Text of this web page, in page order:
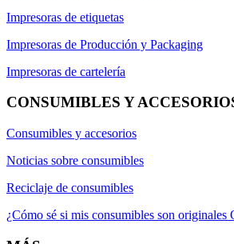
Impresoras de etiquetas
Impresoras de Producción y Packaging
Impresoras de cartelería
CONSUMIBLES Y
Consumibles y accesorios
Noticias sobre consumibles
Reciclaje de consumibles
¿Cómo sé si mis consumibles son originales